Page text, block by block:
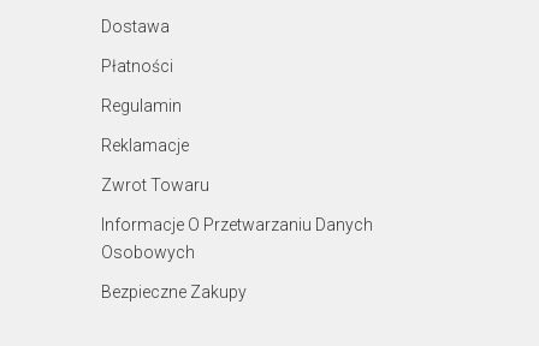
Dostawa
Płatności
Regulamin
Reklamacje
Zwrot Towaru
Informacje O Przetwarzaniu Danych
Osobowych
Bezpieczne Zakupy